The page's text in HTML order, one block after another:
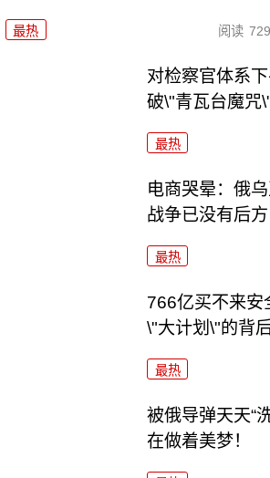
最热 阅读
对检察官体系
破\"青瓦台魔咒
最热
电商哭晕：俄
战争已没有后方
最热
766亿买不来安
\"大计划\"的背
最热
被俄导弹天天“
在做着美梦！